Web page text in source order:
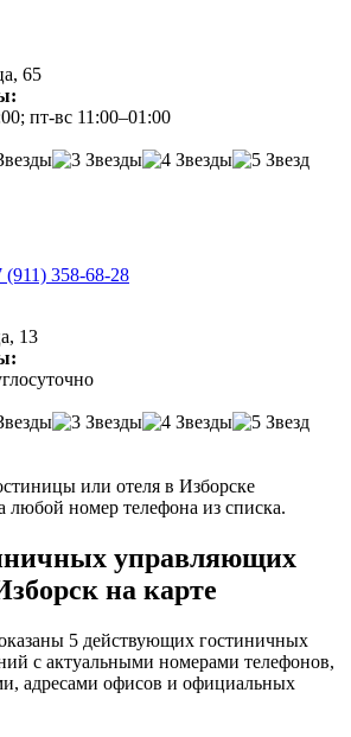
65
пт-вс 11:00–01:00
(911) 358-68-28
13
или отеля в Изборске
любой номер телефона из списка.
управляющих
на карте
5 действующих гостиничных
с актуальными номерами телефонов,
адресами офисов и официальных